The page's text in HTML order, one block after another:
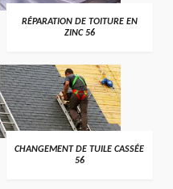
>
RÉPARATION DE TOITURE EN
ZINC 56
>
CHANGEMENT DE TUILE CASSÉE
56